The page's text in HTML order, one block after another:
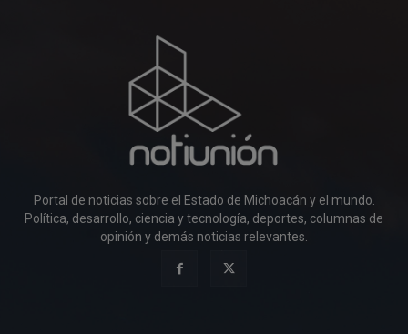
Portal de noticias sobre el Estado de Michoacán y el mundo.
Política, desarrollo, ciencia y tecnología, deportes, columnas de
opinión y demás noticias relevantes.